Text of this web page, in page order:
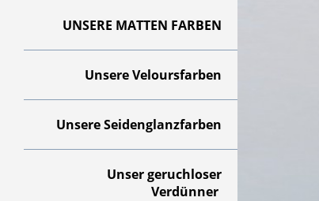
UNSERE MATTEN FARBEN
Unsere Veloursfarben
Unsere Seidenglanzfarben
Unser geruchloser
Verdünner